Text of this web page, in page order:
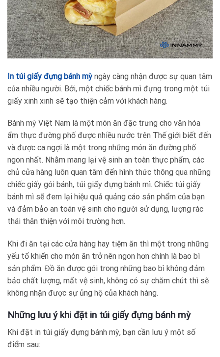
In túi giấy đựng bánh mỳ ngày càng nhận được sự quan tâm
của nhiều người. Bởi, một chiếc bánh mì đựng trong một túi
giấy xinh xinh sẽ tạo thiện cảm với khách hàng.
Bánh mỳ Việt Nam là một món ăn đặc trưng cho văn hóa
ẩm thực đường phố được nhiều nước trên Thế giới biết đến
và được ca ngợi là một trong những món ăn đường phố
ngon nhất. Nhằm mang lại vệ sinh an toàn thực phẩm, các
chủ cửa hàng luôn quan tâm đến hình thức thông qua những
chiếc giấy gói bánh, túi giấy đựng bánh mì. Chiếc túi giấy
bánh mì sẽ đem lại hiệu quả quảng cáo sản phẩm của bạn
và đảm bảo an toán vệ sinh cho người sử dụng, lượng rác
thái thân thiện với môi trường hơn.
Khi đi ăn tại các cửa hàng hay tiệm ăn thì một trong những
yếu tố khiến cho món ăn trở nên ngon hơn chính là bao bì
sản phẩm. Đồ ăn được gói trong những bao bì không đảm
bảo chất lượng, mất vệ sinh, không có sự chăm chút thì sẽ
không nhận được sự ủng hộ của khách hàng.
Những lưu ý khi đặt in túi giấy đựng bánh mỳ
Khi đặt in túi giấy đựng bánh mỳ, bạn cần lưu ý một số
điểm sau: